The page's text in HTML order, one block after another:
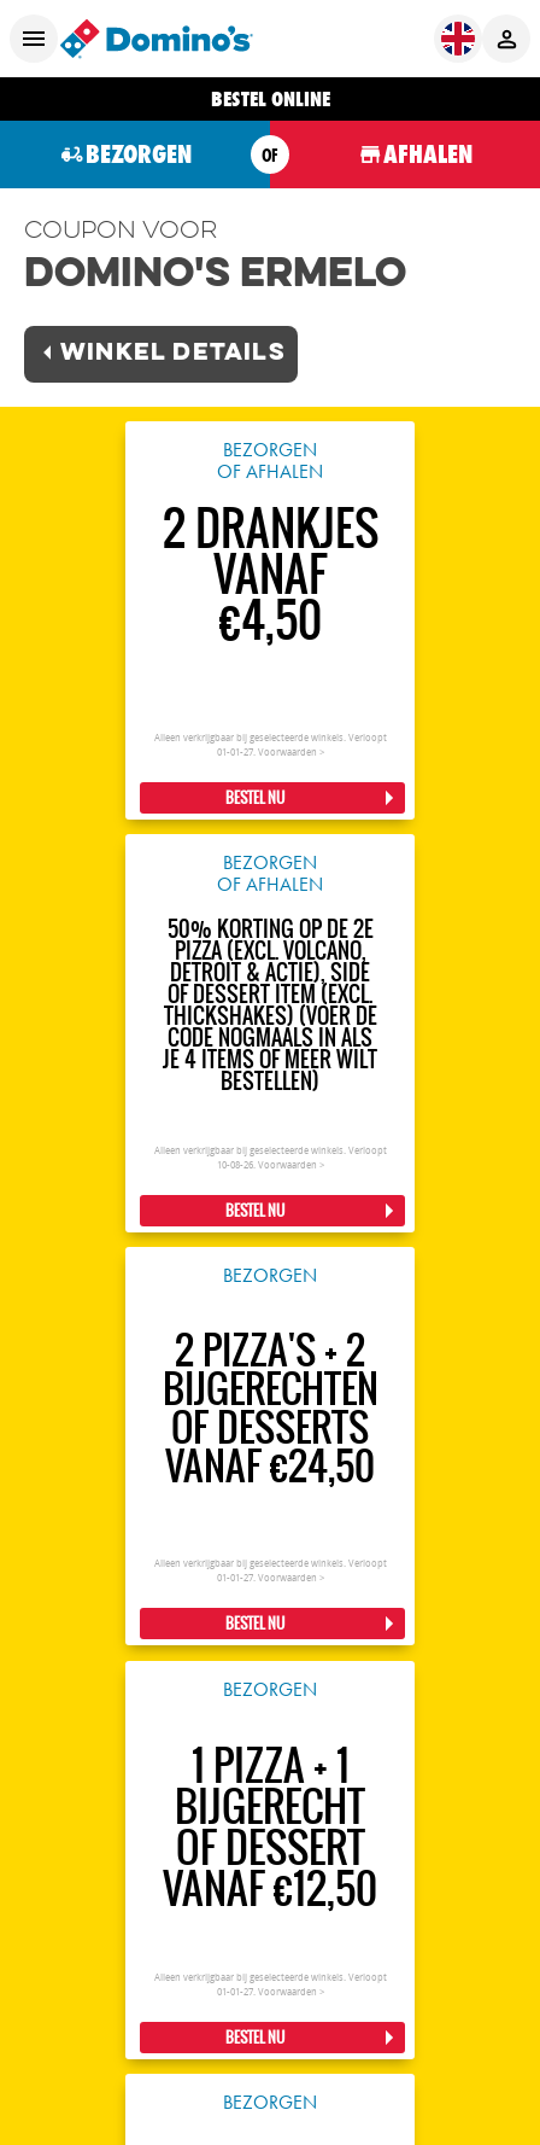
BESTEL ONLINE
BEZORGEN OF AFHALEN
Coupon voor
Domino's Ermelo
Winkel Details
BEZORGEN
OF AFHALEN
2 DRANKJES
VANAF
€4,50
Alleen verkrijgbaar bij geselecteerde winkels. Verloopt
01-01-27. Voorwaarden >
BESTEL NU
BEZORGEN
OF AFHALEN
50% KORTING OP DE 2E
PIZZA (EXCL. VOLCANO,
DETROIT & ACTIE), SIDE
OF DESSERT ITEM (EXCL.
THICKSHAKES) (VOER DE
CODE NOGMAALS IN ALS
JE 4 ITEMS OF MEER WILT
BESTELLEN)
Alleen verkrijgbaar bij geselecteerde winkels. Verloopt
10-08-26. Voorwaarden >
BESTEL NU
BEZORGEN
2 PIZZA'S + 2
BIJGERECHTEN
OF DESSERTS
VANAF €24,50
Alleen verkrijgbaar bij geselecteerde winkels. Verloopt
01-01-27. Voorwaarden >
BESTEL NU
BEZORGEN
1 PIZZA + 1
BIJGERECHT
OF DESSERT
VANAF €12,50
Alleen verkrijgbaar bij geselecteerde winkels. Verloopt
01-01-27. Voorwaarden >
BESTEL NU
BEZORGEN